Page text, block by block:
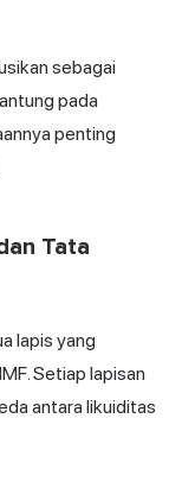
sebagai
pada
penting
Tata
lapis yang
Setiap lapisan
antara likuiditas